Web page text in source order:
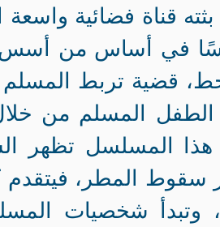
قناة فضائية
في أساس من أسس
قضية تربط المسلم
الطفل المسلم من
المسلسل تظهر
سقوط المطر، فيتقدم
وتبدأ شخصيات